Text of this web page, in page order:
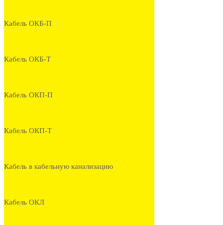
Кабель ОКБ-П
Кабель ОКБ-Т
Кабель ОКП-П
Кабель ОКП-Т
Кабель в кабельную канализацию
Кабель ОКЛ